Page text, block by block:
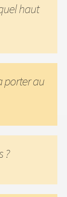
haut
porter au
?